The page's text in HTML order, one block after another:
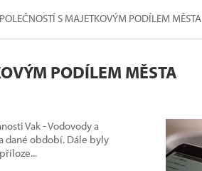
S MAJETKOVÝM PODÍLEM MĚSTA
PODÍLEM MĚSTA
Vak - Vodovody a
dané období. Dále byly